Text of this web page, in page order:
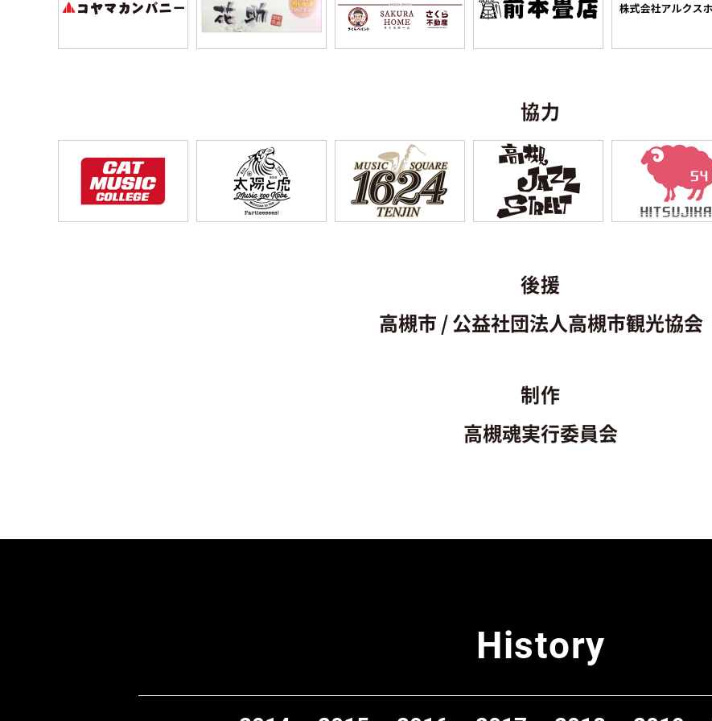
協力
後援
高槻市 / 公益社団法人高槻市観光協会
制作
高槻魂実行委員会
History